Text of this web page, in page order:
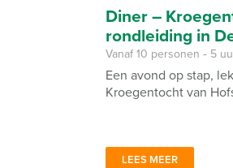
Diner –
rondleiding in
Vanaf 10 personen ‐ 5
Een avond op stap,
Kroegentocht van
LEES MEER